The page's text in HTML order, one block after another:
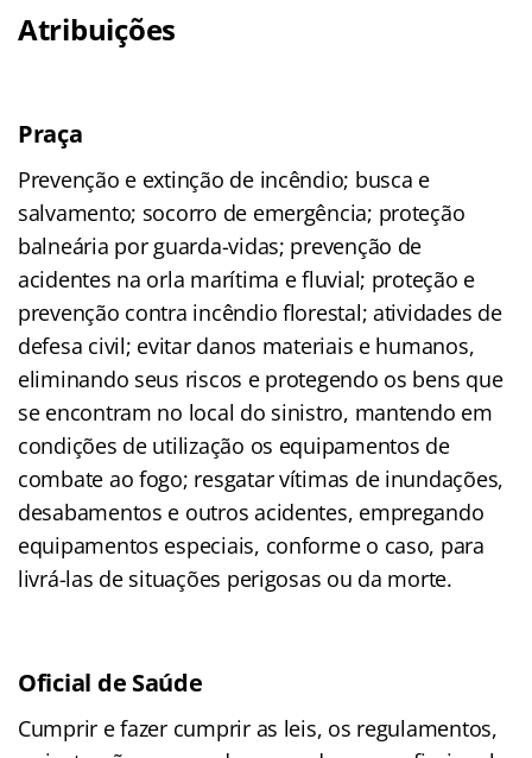
Atribuições
Praça
Prevenção e extinção de incêndio; busca e
salvamento; socorro de emergência; proteção
balneária por guarda-vidas; prevenção de
acidentes na orla marítima e fluvial; proteção e
prevenção contra incêndio florestal; atividades de
defesa civil; evitar danos materiais e humanos,
eliminando seus riscos e protegendo os bens que
se encontram no local do sinistro, mantendo em
condições de utilização os equipamentos de
combate ao fogo; resgatar vítimas de inundações,
desabamentos e outros acidentes, empregando
equipamentos especiais, conforme o caso, para
livrá-las de situações perigosas ou da morte.
Oficial de Saúde
Cumprir e fazer cumprir as leis, os regulamentos,